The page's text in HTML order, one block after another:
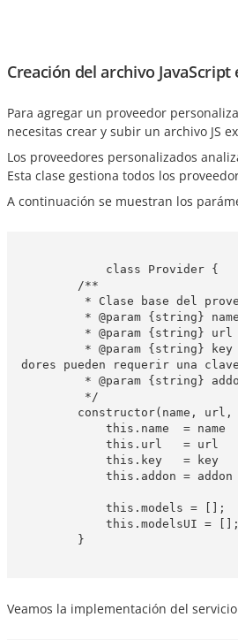
Creación del archivo JavaScript
Para agregar un proveedor
necesitas crear y subir un archivo JS
Los proveedores personalizados
Esta clase gestiona todos los
A continuación se muestran los
dores pueden requerir una
Veamos la implementación del